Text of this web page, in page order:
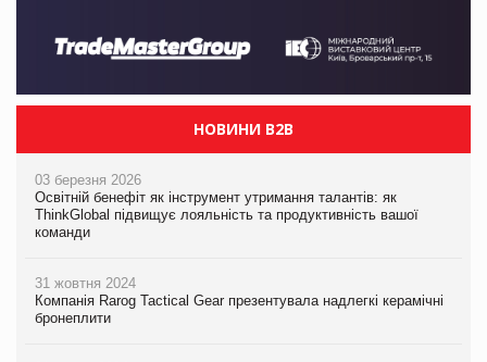
НОВИНИ B2B
03 березня 2026
Освітній бенефіт як інструмент утримання талантів: як
ThinkGlobal підвищує лояльність та продуктивність вашої
команди
31 жовтня 2024
Компанія Rarog Tactical Gear презентувала надлегкі керамічні
бронеплити